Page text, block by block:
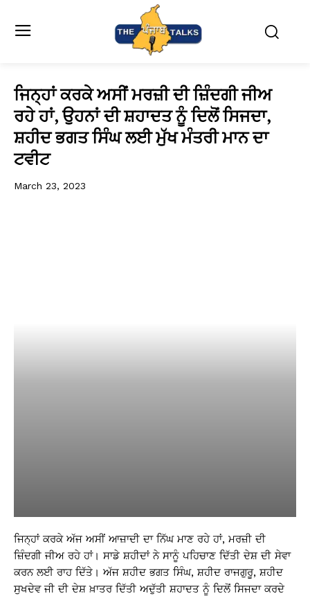
ਜਿਨ੍ਹਾਂ ਕਰਕੇ ਅਸੀਂ ਮਰਜ਼ੀ ਦੀ ਜ਼ਿੰਦਗੀ ਜੀਅ
ਰਹੇ ਹਾਂ, ਉਹਨਾਂ ਦੀ ਸ਼ਹਾਦਤ ਨੂੰ ਦਿਲੋਂ ਸਿਜਦਾ,
ਸ਼ਹੀਦ ਭਗਤ ਸਿੰਘ ਲਈ ਮੁੱਖ ਮੰਤਰੀ ਮਾਨ ਦਾ
ਟਵੀਟ
March 23, 2023
ਜਿਨ੍ਹਾਂ ਕਰਕੇ ਅੱਜ ਅਸੀਂ ਆਜ਼ਾਦੀ ਦਾ ਨਿੱਘ ਮਾਣ ਰਹੇ ਹਾਂ, ਮਰਜ਼ੀ ਦੀ
ਜ਼ਿੰਦਗੀ ਜੀਅ ਰਹੇ ਹਾਂ। ਸਾਡੇ ਸ਼ਹੀਦਾਂ ਨੇ ਸਾਨੂੰ ਪਹਿਚਾਣ ਦਿੱਤੀ ਦੇਸ਼ ਦੀ ਸੇਵਾ
ਕਰਨ ਲਈ ਰਾਹ ਦਿੱਤੇ। ਅੱਜ ਸ਼ਹੀਦ ਭਗਤ ਸਿੰਘ, ਸ਼ਹੀਦ ਰਾਜਗੁਰੂ, ਸ਼ਹੀਦ
ਸੁਖਦੇਵ ਜੀ ਦੀ ਦੇਸ਼ ਖ਼ਾਤਰ ਦਿੱਤੀ ਅਦੁੱਤੀ ਸ਼ਹਾਦਤ ਨੂੰ ਦਿਲੋਂ ਸਿਜਦਾ ਕਰਦੇ